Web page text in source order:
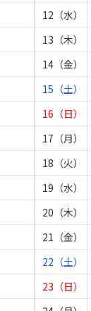
12（水）
13（木）
14（金）
15（土）
16（日）
17（月）
18（火）
19（水）
20（木）
21（金）
22（土）
23（日）